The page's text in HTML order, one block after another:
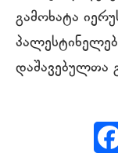
გამოხატა
დაშავებულთა